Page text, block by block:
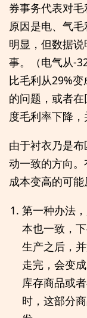
券事务代表对
原因是电、气
明显，但数据
事。（电气从-
比毛利从29%
的问题，或者
度毛利率下降，
由于衬衣乃是
动一致的方向
成本变高的可能
第一种办法
本也一致，
生产之后，
走完，会变
库存商品或
时，这部分